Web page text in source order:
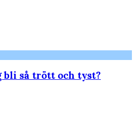
bli så trött och tyst?